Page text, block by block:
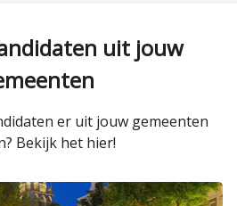
uit jouw
er uit jouw gemeenten
Bekijk het hier!